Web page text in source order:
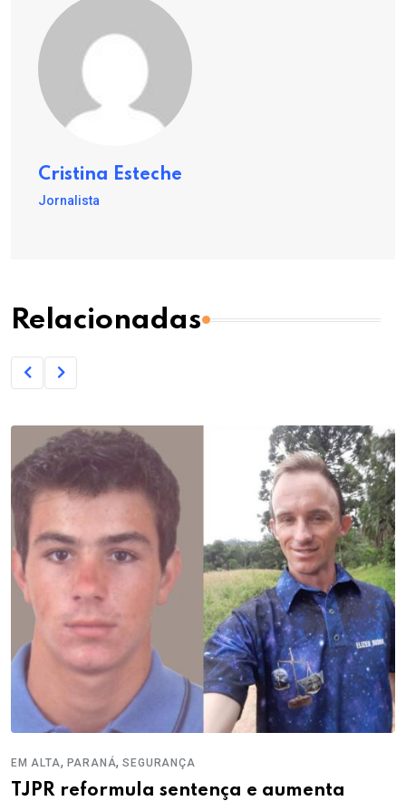
Cristina Esteche
Jornalista
Relacionadas
EM ALTA, PARANÁ,SEGURANÇA
TJPR reformula sentença e aumenta